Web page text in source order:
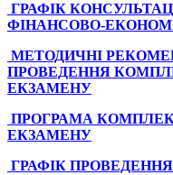
ГРАФІК
ФІНАНСОВО-
МЕТОДИЧНІ
ПРОВЕДЕННЯ
ЕКЗАМЕНУ
ПРОГРАМА
ЕКЗАМЕНУ
ГРАФІК